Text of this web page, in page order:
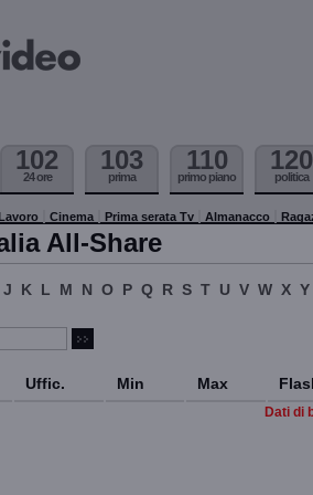
102
24 ore
103
prima
110
primo piano
120
politica
Cinema Prima serata Tv Almanacco
All-Share
J K L M N O P Q R S T U V W X Y
Uffic. Min Max
Dati di